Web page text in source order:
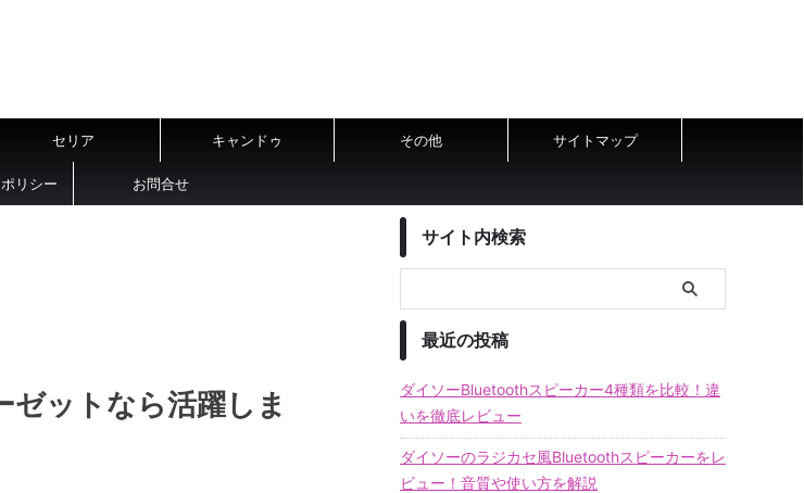
セリア キャンドゥ その他 サイトマップ
リシー お問合せ
ットなら活躍しま
サイト内検索
最近の投稿
ダイソーBluetoothスピーカー4種類を比較！違
いを徹底レビュー
ダイソーのラジカセ風Bluetoothスピーカーをレ
ビュー！音質や使い方を解説